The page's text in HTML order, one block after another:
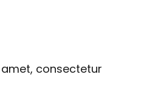
consectetur